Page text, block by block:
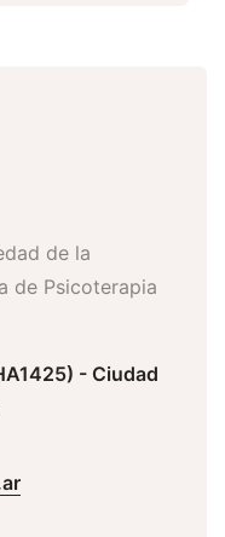
de la
de Psicoterapia
- Ciudad